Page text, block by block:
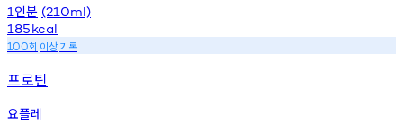
1 인분 (210ml)
185kcal
100회 이상기록
프로틴
요플레